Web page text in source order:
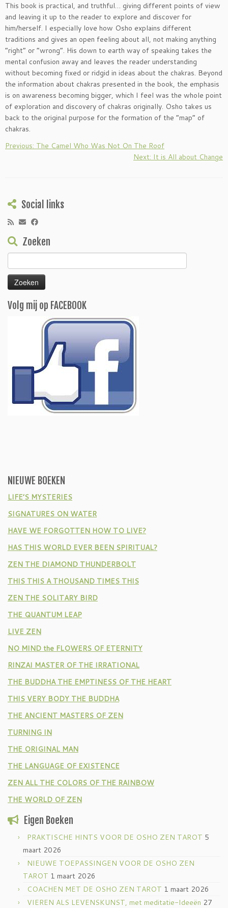
This book is practical, and truthful… giving different points of view
and leaving it up to the reader to explore and discover for
him/herself. I especially love how Osho explains different
traditions and gives an open feeling about all, not making anything
“right” or “wrong”. His down to earth way of speaking takes the
mental confusion away and leaves the reader understanding
without becoming fixed or ridgid in ideas about the chakras. Beyond
the information about chakras presented in the book, the emphasis
is on awareness becoming bigger, which I feel was the whole point
of exploration and discovery of chakras originally. Osho takes us
back to the original purpose for the formation of the “map” of
chakras.
Previous: The Camel Who Was Not On The Roof
Next: It is All about Change
Social links
Zoeken
naar:
Volg mij op FACEBOOK
NIEUWE BOEKEN
LIFE’S MYSTERIES
SIGNATURES ON WATER
HAVE WE FORGOTTEN HOW TO LIVE?
HAS THIS WORLD EVER BEEN SPIRITUAL?
ZEN THE DIAMOND THUNDERBOLT
THIS THIS A THOUSAND TIMES THIS
ZEN THE SOLITARY BIRD
THE QUANTUM LEAP
LIVE ZEN
NO MIND the FLOWERS OF ETERNITY
RINZAI MASTER OF THE IRRATIONAL
THE BUDDHA THE EMPTINESS OF THE HEART
THIS VERY BODY THE BUDDHA
THE ANCIENT MASTERS OF ZEN
TURNING IN
THE ORIGINAL MAN
THE LANGUAGE OF EXISTENCE
ZEN ALL THE COLORS OF THE RAINBOW
THE WORLD OF ZEN
Eigen Boeken
PRAKTISCHE HINTS VOOR DE OSHO ZEN TAROT 5
maart 2026
NIEUWE TOEPASSINGEN VOOR DE OSHO ZEN
TAROT 1 maart 2026
COACHEN MET DE OSHO ZEN TAROT 1 maart 2026
VIEREN ALS LEVENSKUNST, met meditatie-Ideeën 27